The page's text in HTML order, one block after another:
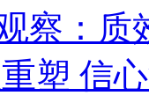
察：
塑 信